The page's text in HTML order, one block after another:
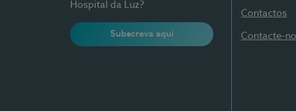
Hospital da Luz?
Subscreva aqui
Contactos
Contacte-